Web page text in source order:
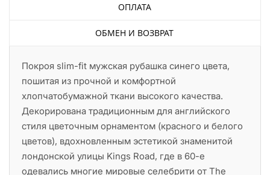
ОПЛАТА
ОБМЕН И ВОЗВРАТ
Покроя slim-fit мужская рубашка синего цвета,
пошитая из прочной и комфортной
хлопчатобумажной ткани высокого качества.
Декорирована традиционным для английского
стиля цветочным орнаментом (красного и белого
цветов), вдохновленным эстетикой знаменитой
лондонской улицы Kings Road, где в 60-е
одевались многие мировые селебрити от The